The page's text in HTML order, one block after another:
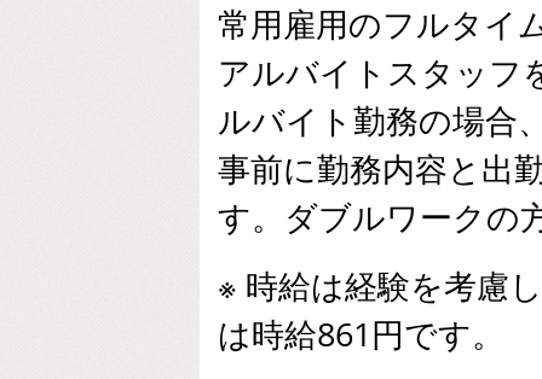
常用雇用のフルタイ
アルバイトスタッフ
ルバイト勤務の場合
事前に勤務内容と出
す。ダブルワークの
※ 時給は経験を考慮
は時給861円です。